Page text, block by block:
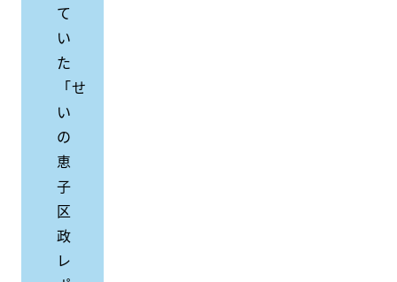
て
い
た
「せ
い
の
恵
子
区
政
レ